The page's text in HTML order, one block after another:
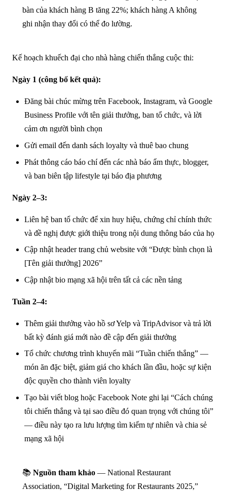
bàn của khách hàng B tăng 22%; khách hàng A không
ghi nhận thay đổi có thể đo lường.
Kế hoạch khuếch đại cho nhà hàng chiến thắng cuộc thi:
Ngày 1 (công bố kết quả):
Đăng bài chúc mừng trên Facebook, Instagram, và Google
Business Profile với tên giải thưởng, ban tổ chức, và lời
cảm ơn người bình chọn
Gửi email đến danh sách loyalty và thuê bao chung
Phát thông cáo báo chí đến các nhà báo ẩm thực, blogger,
và ban biên tập lifestyle tại báo địa phương
Ngày 2–3:
Liên hệ ban tổ chức để xin huy hiệu, chứng chỉ chính thức
và đề nghị được giới thiệu trong nội dung thông báo của họ
Cập nhật header trang chủ website với “Được bình chọn là
[Tên giải thưởng] 2026”
Cập nhật bio mạng xã hội trên tất cả các nền tảng
Tuần 2–4:
Thêm giải thưởng vào hồ sơ Yelp và TripAdvisor và trả lời
bất kỳ đánh giá mới nào đề cập đến giải thưởng
Tổ chức chương trình khuyến mãi “Tuần chiến thắng” —
món ăn đặc biệt, giảm giá cho khách lần đầu, hoặc sự kiện
độc quyền cho thành viên loyalty
Tạo bài viết blog hoặc Facebook Note ghi lại “Cách chúng
tôi chiến thắng và tại sao điều đó quan trọng với chúng tôi”
— điều này tạo ra lưu lượng tìm kiếm tự nhiên và chia sẻ
mạng xã hội
📚 Nguồn tham khảo — National Restaurant
Association, “Digital Marketing for Restaurants 2025,”